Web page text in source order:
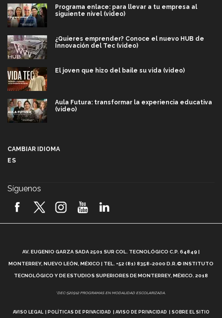
Programa enlace: para llevar a tu empresa al
siguiente nivel (video)
¿Quieres emprender? Conoce el nuevo HUB de
Innovación del Tec (video)
El joven que hizo del baile su vida (video)
Aula Futura: transformar la experiencia educativa
(video)
2026! (video)
¿Cómo es el Modelo Educativo Tec? (video)
Vida Tec: Feminismo e Inteligencia Artificial, Paola
CAMBIAR IDIOMA
ES
Síguenos
AV. EUGENIO GARZA SADA 2501 SUR COL. TECNOLÓGICO C.P. 64849 |
MONTERREY, NUEVO LEÓN, MÉXICO | TEL. +52 (81) 8358-2000 D.R.© INSTITUTO
TECNOLÓGICO Y DE ESTUDIOS SUPERIORES DE MONTERREY, MÉXICO. 2018
*DEC-520912 PROGRAMAS EN MODALIDAD ESCOLARIZADA.
AVISO LEGAL POLÍTICAS DE PRIVACIDAD AVISO DE PRIVACIDAD SOBRE EL SITIO